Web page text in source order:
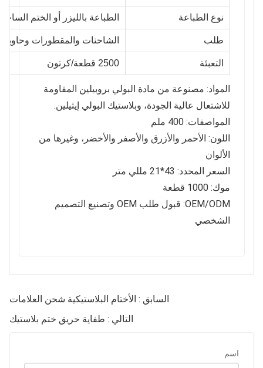
نوع الطباعة الطباعة بالليزر أو الختم
طلب الشاحنات والمقطورات
التعبئة 2500 قطعة/كرتون
المواد: مصنوعة من مادة البولي بروبيلين المقاومة
للاشتعال عالية الجودة، وبلاستيك البولي إيثيلين.
المواصفات: 400 ملم
اللون: الأحمر والأزرق والأصفر والأخضر، وغيرها من
الألوان
السعر المحدد: 43*21 مللي متر
موك: 1000 قطعة
OEM/ODM: قبول طلب OEM وتصنيع التصميم
الشخصي
السابق : الأختام البلاستيكية شحن العلامات
التالي : طفاية حريق ختم بلاستيك
اسم